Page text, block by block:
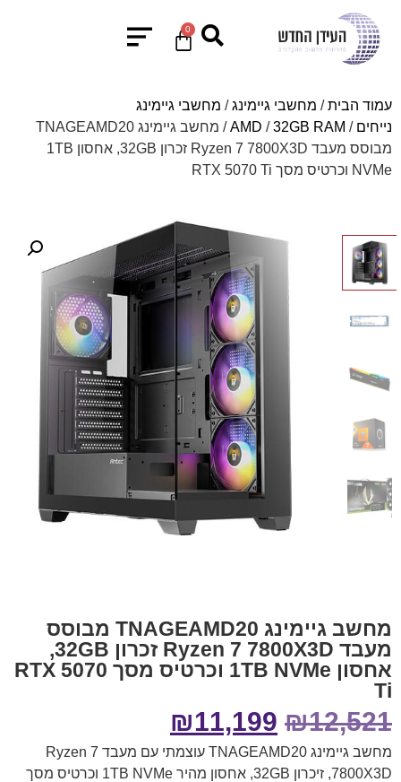
0
עמוד הבית/ מחשבי גיימינג/ מחשבי גיימינג
נייחים /
AMD /32GB RAM
/ מחשב גיימינג TNAGEAMD20
מבוסס מעבד Ryzen 7 7800X3D זכרון 32GB, אחסון 1TB
NVMe וכרטיס מסך RTX 5070 Ti
מחשב גיימינג TNAGEAMD20 מבוסס
מעבד Ryzen 7 7800X3D זכרון 32GB,
אחסון 1TB NVMe וכרטיס מסך RTX 5070
Ti
₪12,521
₪11,199
מחשב גיימינג TNAGEAMD20 עוצמתי עם מעבד Ryzen 7
7800X3D, זיכרון 32GB, אחסון מהיר 1TB NVMe וכרטיס מסך